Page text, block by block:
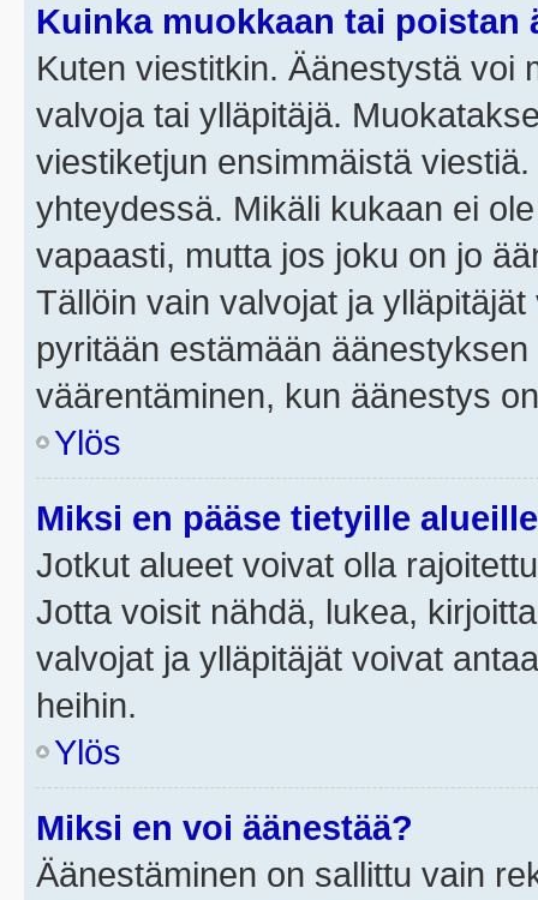
Kuinka muokkaan tai poistan
Kuten viestitkin. Äänestystä voi
valvoja tai ylläpitäjä.
viestiketjun ensimmäistä
yhteydessä. Mikäli kukaan ei
vapaasti, mutta jos joku on jo
Tällöin vain valvojat ja
pyritään estämään
väärentäminen, kun äänestys
Ylös
Miksi en pääse tietyille
Jotkut alueet voivat olla
Jotta voisit nähdä, lukea,
valvojat ja ylläpitäjät voivat
heihin.
Ylös
Miksi en voi äänestää?
Äänestäminen on sallittu vain